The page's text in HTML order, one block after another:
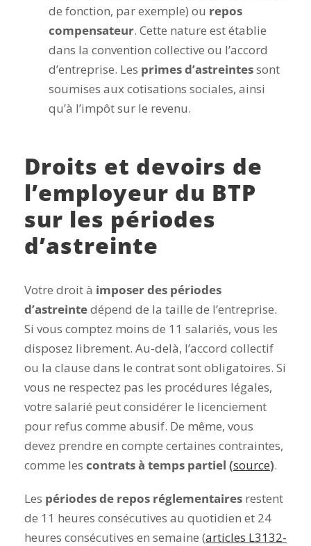
de fonction, par exemple) ou repos
compensateur. Cette nature est établie
dans la convention collective ou l’accord
d’entreprise. Les primes d’astreintessont
soumises aux cotisations sociales, ainsi
qu’à l’impôt sur le revenu.
Droits et devoirs de
l’employeur du BTP
sur les périodes
d’astreinte
Votre droit à imposer des périodes
d’astreintedépend de la taille de l’entreprise.
Si vous comptez moins de 11 salariés, vous les
disposez librement. Au-delà, l’accord collectif
ou la clause dans le contrat sont obligatoires. Si
vous ne respectez pas les procédures légales,
votre salarié peut considérer le licenciement
pour refus comme abusif. De même, vous
devez prendre en compte certaines contraintes,
comme les contrats à temps partiel (source).
Les périodes de repos réglementaires restent
de 11 heures consécutives au quotidien et 24
heures consécutives en semaine (articles L3132-